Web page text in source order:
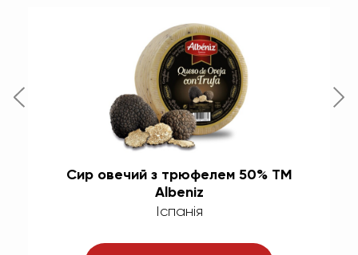
Сир овечий з трюфелем 50% ТМ
Albeniz
Іспанія